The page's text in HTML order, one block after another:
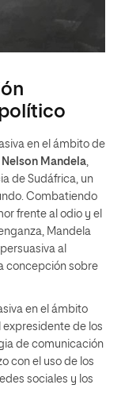
en el ámbito de
Nelson Mandela
de Sudáfrica, un
Combatiendo
frente al odio y el
Mandela
al
concepción sobre
en el ámbito
expresidente de los
de comunicación
con el uso de los
sociales y los